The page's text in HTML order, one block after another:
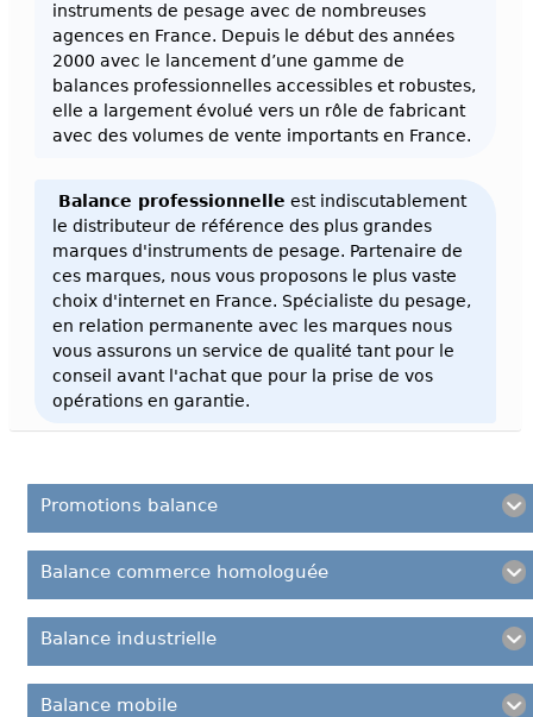
instruments de pesage avec de nombreuses
agences en France. Depuis le début des années
2000 avec le lancement d’une gamme de
balances professionnelles accessibles et robustes,
elle a largement évolué vers un rôle de fabricant
avec des volumes de vente importants en France.
Balance professionnelle est indiscutablement
le distributeur de référence des plus grandes
marques d'instruments de pesage. Partenaire de
ces marques, nous vous proposons le plus vaste
choix d'internet en France. Spécialiste du pesage,
en relation permanente avec les marques nous
vous assurons un service de qualité tant pour le
conseil avant l'achat que pour la prise de vos
opérations en garantie.
Promotions balance
Balance commerce homologuée
Balance industrielle
Balance mobile